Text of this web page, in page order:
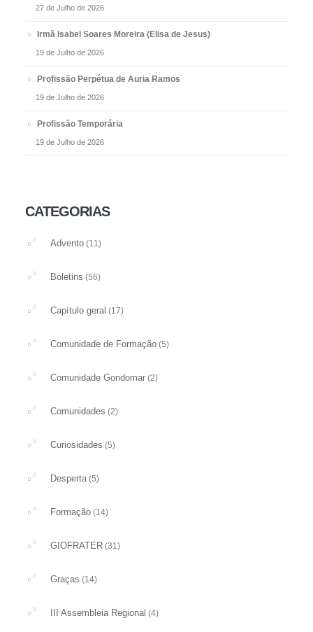
27 de Julho de 2026
Irmã Isabel Soares Moreira (Elisa de Jesus)
19 de Julho de 2026
Profissão Perpétua de Auria Ramos
19 de Julho de 2026
Profissão Temporária
19 de Julho de 2026
CATEGORIAS
Advento (11)
Boletins (56)
Capítulo geral (17)
Comunidade de Formação (5)
Comunidade Gondomar (2)
Comunidades (2)
Curiosidades (5)
Desperta(5)
Formação (14)
GIOFRATER (31)
Graças (14)
III Assembleia Regional (4)